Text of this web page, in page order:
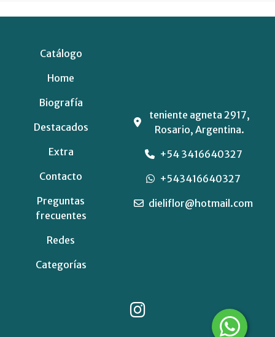
Catálogo
Home
Biografía
Destacados
Extra
Contacto
Preguntas
frecuentes
Redes
Categorías
teniente agneta 2917,
Rosario, Argentina.
+54 3416640327
+543416640327
dieliflor@hotmail.com